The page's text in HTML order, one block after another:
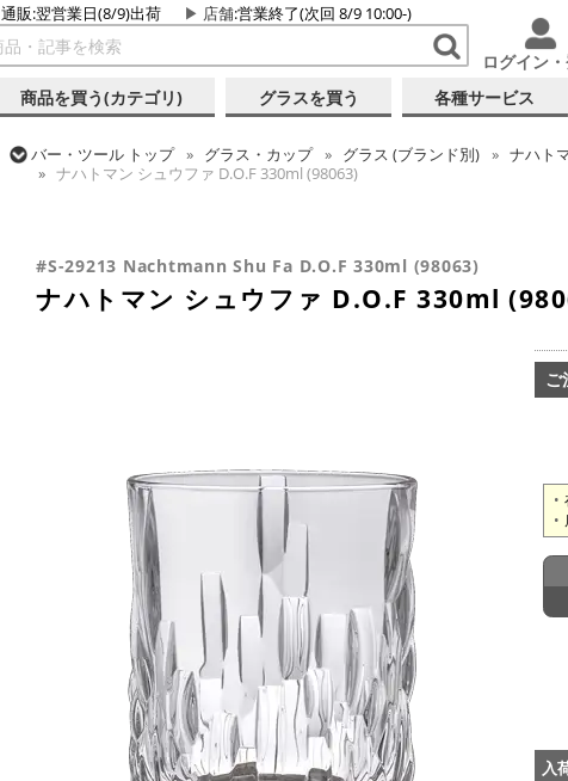
通販:翌営業日(8/9)出荷 店舗:営業終了(次回 8/9 10:00-)
ログイン
商品を買う(カテゴリ) グラスを買う 各種サービス
バー・ツール トップ グラス・カップ グラス (ブランド別)
ナハト
ナハトマン シュウファ D.O.F 330ml (98063)
#S-29213 Nachtmann Shu Fa D.O.F 330ml (98063)
ナハトマン シュウファ D.O.F 330ml
ご
入